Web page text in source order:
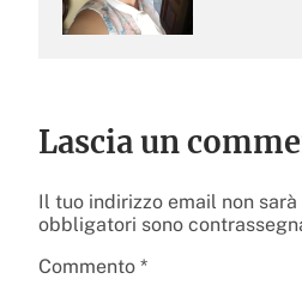
Lascia un
Il tuo indirizzo email non
obbligatori sono
Commento *